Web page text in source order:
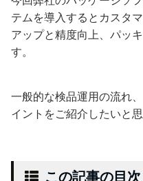
テムを導入するとカスタ
アップと精度向上、パッ
す。
一般的な検品運用の流れ
イントをご紹介したいと思
この記事の目次